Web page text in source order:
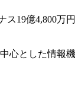
ス19億4,800万
心とした情報